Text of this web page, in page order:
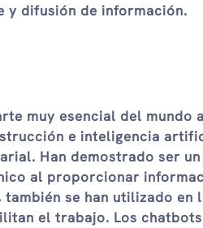
y difusión de información.
muy esencial del mundo
e inteligencia
Han demostrado ser
al proporcionar
también se han utilizado
el trabajo. Los